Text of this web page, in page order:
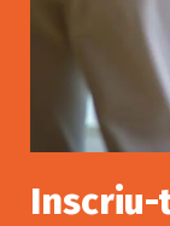
Inscriu-